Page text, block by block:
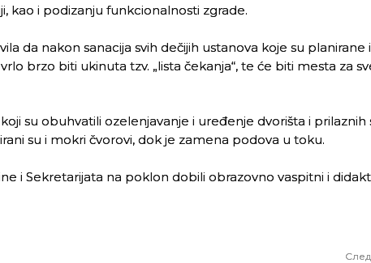
kao i podizanju funkcionalnosti zgrade.
da nakon sanacija svih dečijih ustanova koje su planirane
brzo biti ukinuta tzv. „lista čekanja“, te će biti mesta za
su obuhvatili ozelenjavanje i uređenje dvorišta i prilaznih
su i mokri čvorovi, dok je zamena podova u toku.
i Sekretarijata na poklon dobili obrazovno vaspitni i